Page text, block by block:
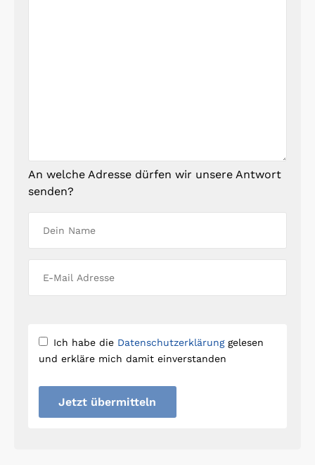
An welche Adresse dürfen wir unsere Antwort
senden?
Ich habe die Datenschutzerklärunggelesen
und erkläre mich damit einverstanden
Jetzt übermitteln